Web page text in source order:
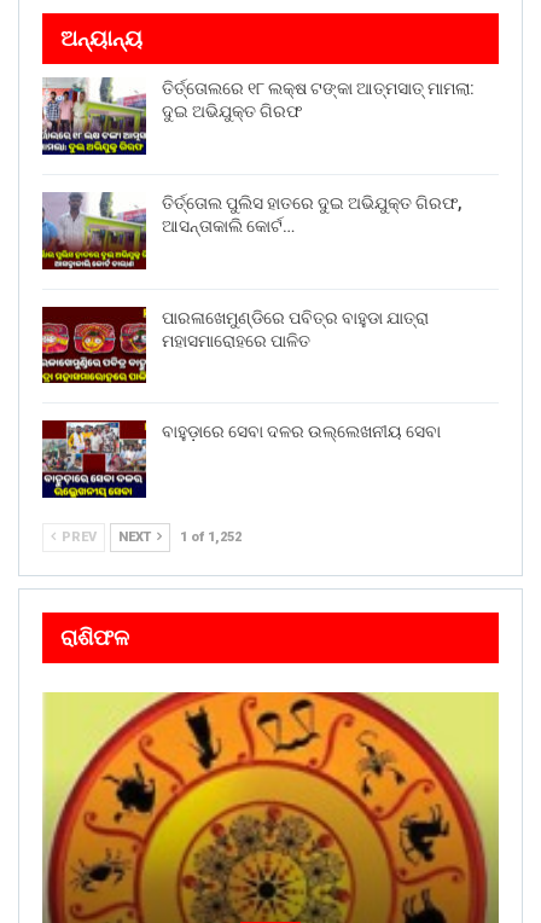
ଅନ୍ୟାନ୍ୟ
ତିର୍ତ୍ତୋଲରେ ୧୮ ଲକ୍ଷ ଟଙ୍କା ଆତ୍ମସାତ୍ ମାମଲା:
ଦୁଇ ଅଭିଯୁକ୍ତ ଗିରଫ
ତିର୍ତ୍ତୋଲ ପୁଲିସ ହାତରେ ଦୁଇ ଅଭିଯୁକ୍ତ ଗିରଫ,
ଆସନ୍ତାକାଲି କୋର୍ଟ…
ପାରଳାଖେମୁଣ୍ଡିରେ ପବିତ୍ର ବାହୁଡା ଯାତ୍ରା
ମହାସମାରୋହରେ ପାଳିତ
ବାହୁଡ଼ାରେ ସେବା ଦଳର ଉଲ୍ଲେଖନୀୟ ସେବା
PREV NEXT 1 of 1,252
ରାଶିଫଳ